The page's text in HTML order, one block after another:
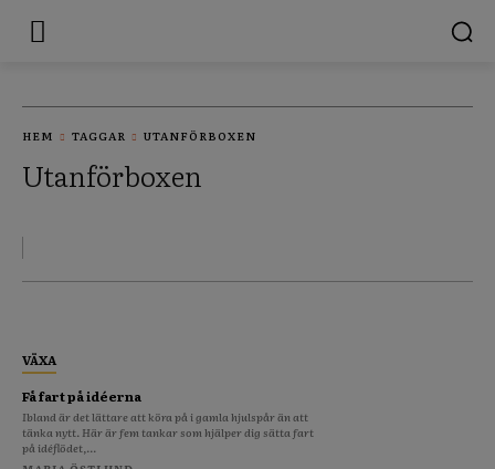
HEM TAGGAR UTANFÖRBOXEN
Utanförboxen
VÄXA
Få fart på idéerna
Ibland är det lättare att köra på i gamla hjulspår än att
tänka nytt. Här är fem tankar som hjälper dig sätta fart
på idéflödet,...